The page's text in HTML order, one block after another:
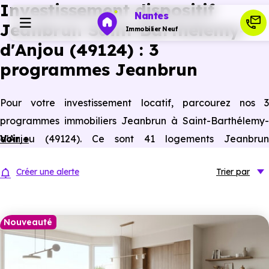
Nantes
Immobilier Neuf
Programmes neufs
Ressources
Financer
Investissement dispositif
Jeanbrun Saint-Barthélemy-
d'Anjou (49124) : 3
programmes Jeanbrun
Pour votre investissement locatif, parcourez nos 3
programmes immobiliers Jeanbrun à Saint-Barthélemy-
d'Anjou (49124). Ce sont 41 logements Jeanbrun
Barthélemy-d'Anjou éligibles à ce statut du bailleur privé.
Voir +
Créer une alerte Trier par
Nouveauté